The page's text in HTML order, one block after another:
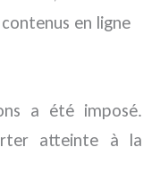
en ligne
a été imposé.
atteinte à la